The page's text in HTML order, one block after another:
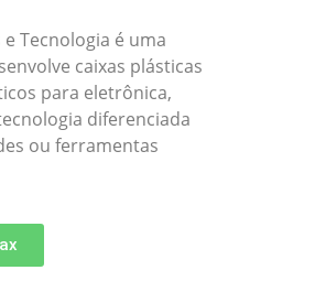
e Tecnologia é uma
caixas plásticas
para eletrônica,
diferenciada
ou ferramentas